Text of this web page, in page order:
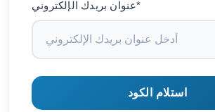
عنوان بريدك الإلكتروني*
استلام الكود